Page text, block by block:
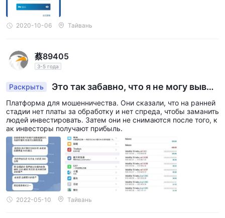
2020-10-06 Тайвань
蔡89405
3-5 года
Раскрыть
Это так забавно, что я не могу вывес
ти его после получения прибыли от операции
Платформа для мошенничества. Они сказали, что на ранней
стадии нет платы за обработку и нет спреда, чтобы заманить
людей инвестировать. Затем они не снимаются после того, к
ак инвесторы получают прибыль.
2022-05-10 Тайвань